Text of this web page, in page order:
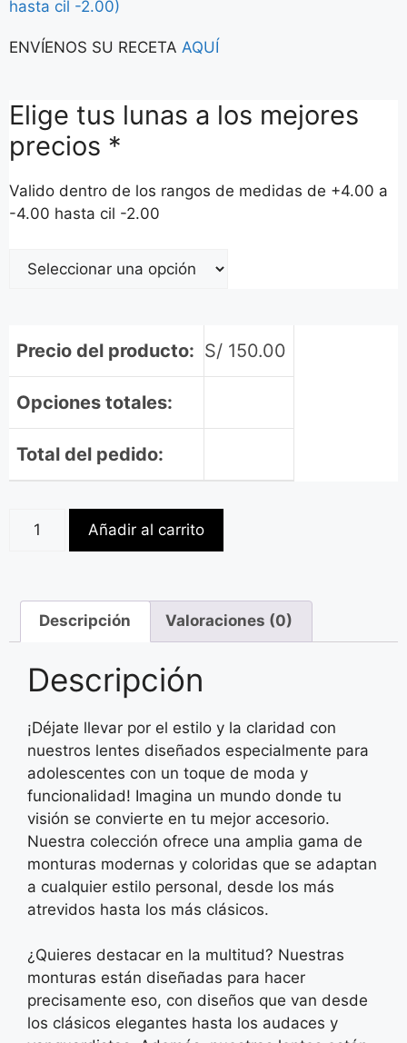
hasta cil -2.00)
ENVÍENOS SU RECETA AQUÍ
Elige tus lunas a los mejores
precios *
Valido dentro de los rangos de medidas de +4.00 a
-4.00 hasta cil -2.00
Precio del producto: S/ 150.00
Opciones totales:
Total del pedido:
Añadir al carrito
Descripción Valoraciones (0)
Descripción
¡Déjate llevar por el estilo y la claridad con
nuestros lentes diseñados especialmente para
adolescentes con un toque de moda y
funcionalidad! Imagina un mundo donde tu
visión se convierte en tu mejor accesorio.
Nuestra colección ofrece una amplia gama de
monturas modernas y coloridas que se adaptan
a cualquier estilo personal, desde los más
atrevidos hasta los más clásicos.
¿Quieres destacar en la multitud? Nuestras
monturas están diseñadas para hacer
precisamente eso, con diseños que van desde
los clásicos elegantes hasta los audaces y